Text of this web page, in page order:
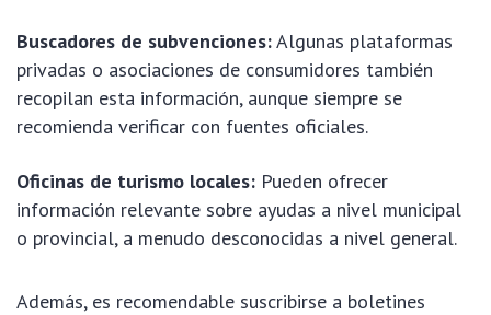
Buscadores de subvenciones:Algunas plataformas
privadas o asociaciones de consumidores también
recopilan esta información, aunque siempre se
recomienda verificar con fuentes oficiales.
Oficinas de turismo locales: Pueden ofrecer
información relevante sobre ayudas a nivel municipal
o provincial, a menudo desconocidas a nivel general.
Además, es recomendable suscribirse a boletines